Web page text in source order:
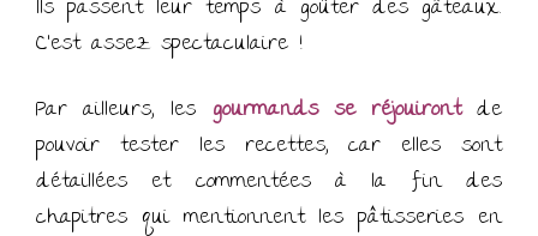
Ils passent leur temps à goûter des gâteaux.
C’est assez spectaculaire !
Par ailleurs, les gourmands se réjouirontde
pouvoir tester les recettes, car elles sont
détaillées et commentées à la fin des
chapitres qui mentionnent les pâtisseries en